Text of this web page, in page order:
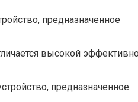
предназначенное
высокой
предназначенное